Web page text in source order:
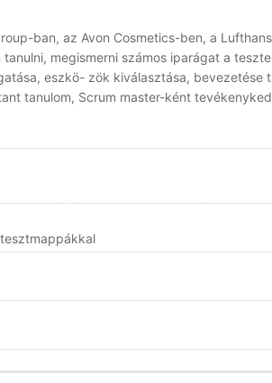
ban, az Avon Cosmetics-ben, a
megismerni számos iparágat a
eszkö- zök kiválasztása, bevezetése
tanulom, Scrum master-ként